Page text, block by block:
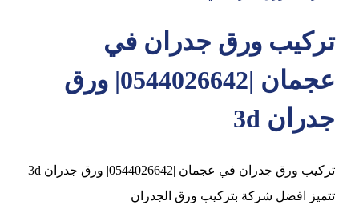
تركيب ورق جدران في
عجمان |0544026642| ورق
جدران 3d
تركيب ورق جدران في عجمان |0544026642| ورق جدران 3d
تتميز افضل شركة بتركيب ورق الجدران